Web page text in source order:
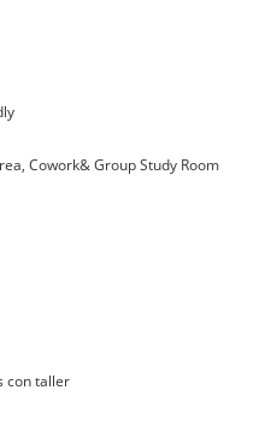
Cowork& Group Study Room
con taller